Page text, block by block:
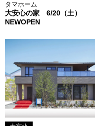
タマホーム
大安心の家 6/20（土）
NEWOPEN